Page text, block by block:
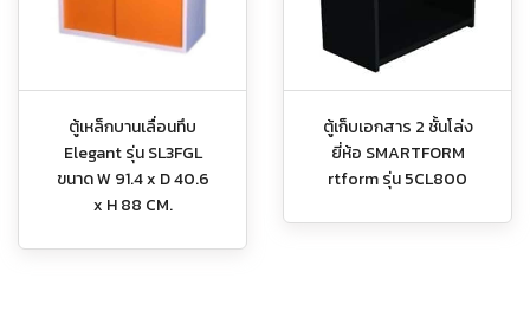
ตู้เหล็กบานเลื่อนทึบ
Elegant รุ่น SL3FGL
ขนาด W 91.4 x D 40.6
x H 88 CM.
ตู้เก็บเอกสาร 2 ชั้นโล่ง
ยี่ห้อ SMARTFORM
rtform รุ่น 5CL800